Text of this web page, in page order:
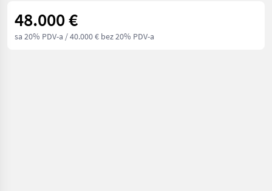
48.000 €
sa 20% PDV-a / 40.000 € bez 20% PDV-a